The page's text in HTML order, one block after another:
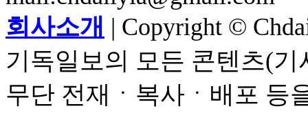
회사소개 | Copyright ©
기독일보의 모든 콘텐츠(
무단 전재ㆍ복사ㆍ배포 등